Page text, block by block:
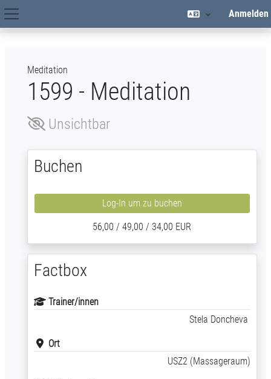
Zum Hauptinhalt
Hauptnavigation
Anmelden
Meditation
1599 - Meditation
Unsichtbar
Buchen
Log-In um zu buchen
56,00 / 49,00 / 34,00 EUR
Factbox
Trainer/innen
Stela Doncheva
Ort
USZ2 (Massageraum)